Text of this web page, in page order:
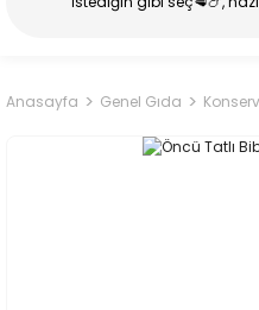
Anasayfa Genel Gıda